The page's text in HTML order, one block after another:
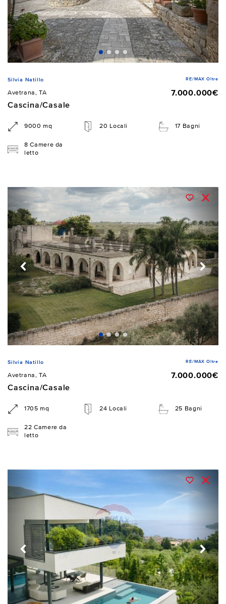
Silvia Natillo RE/MAX Oltre
Avetrana, TA
7.000.000€
Cascina/Casale
9000 mq 20 Locali 17 Bagni
8 Camere da
letto
Silvia Natillo RE/MAX Oltre
Avetrana, TA
7.000.000€
Cascina/Casale
1705 mq 24 Locali 25 Bagni
22 Camere da
letto